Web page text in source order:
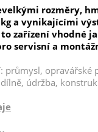
rozměry,
kg a vynikajícími
zařízení vhodné
servisní a
průmysl, opravářské
údržba,